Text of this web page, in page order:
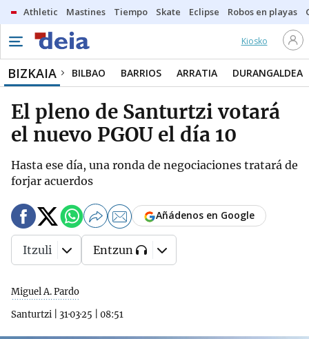
Athletic Mastines Tiempo Skate Eclipse Robos en playas
Kiosko
BIZKAIA BILBAO BARRIOS ARRATIA DURANGALDEA
El pleno de Santurtzi votará
el nuevo PGOU el día 10
Hasta ese día, una ronda de negociaciones tratará de
forjar acuerdos
Miguel A. Pardo
Santurtzi
31·03·25 08:51
Añádenos en Google
Itzuli Entzun